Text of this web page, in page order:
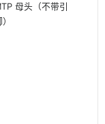
母头（不带引